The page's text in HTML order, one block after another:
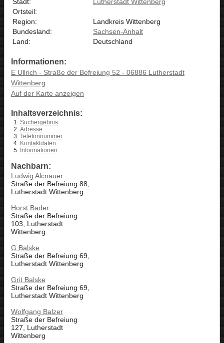
Ortsteil:
Region:
Landkreis Wittenberg
Bundesland:
Sachsen-Anhalt
Land:
Deutschland
Informationen:
E Ullrich - Straße der Befreiung 52 - 06886 Lutherstadt
Wittenberg
Auf der Karte anzeigen
Inhaltsverzeichnis:
Suchergebnis
Adresse
Telefonnummer
Kontaktdaten
Informationen
Nachbarn:
Ludwig Alcnauer
Straße der Befreiung 88,
Lutherstadt Wittenberg
Horst Bader
Straße der Befreiung
103, Lutherstadt
Wittenberg
G Balske
Straße der Befreiung 69,
Lutherstadt Wittenberg
Grit Balske
Straße der Befreiung 69,
Lutherstadt Wittenberg
Wolfgang Balzer
Straße der Befreiung
127, Lutherstadt
Wittenberg